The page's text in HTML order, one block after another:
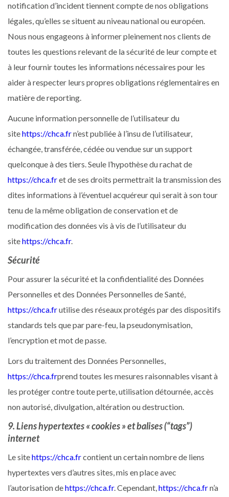
notification d’incident tiennent compte de nos obligations
légales, qu’elles se situent au niveau national ou européen.
Nous nous engageons à informer pleinement nos clients de
toutes les questions relevant de la sécurité de leur compte et
à leur fournir toutes les informations nécessaires pour les
aider à respecter leurs propres obligations réglementaires en
matière de reporting.
Aucune information personnelle de l’utilisateur du
sitehttps://chca.frn’est publiée à l’insu de l’utilisateur,
échangée, transférée, cédée ou vendue sur un support
quelconque à des tiers. Seule l’hypothèse du rachat de
https://chca.fret de ses droits permettrait la transmission des
dites informations à l’éventuel acquéreur qui serait à son tour
tenu de la même obligation de conservation et de
modification des données vis à vis de l’utilisateur du
sitehttps://chca.fr.
Sécurité
Pour assurer la sécurité et la confidentialité des Données
Personnelles et des Données Personnelles de Santé,
https://chca.frutilise des réseaux protégés par des dispositifs
standards tels que par pare-feu, la pseudonymisation,
l’encryption et mot de passe.
Lors du traitement des Données Personnelles,
https://chca.frprend toutes les mesures raisonnables visant à
les protéger contre toute perte, utilisation détournée, accès
non autorisé, divulgation, altération ou destruction.
9. Liens hypertextes « cookies » et balises (“tags”)
internet
Le sitehttps://chca.frcontient un certain nombre de liens
hypertextes vers d’autres sites, mis en place avec
l’autorisation dehttps://chca.fr. Cependant,https://chca.frn’a